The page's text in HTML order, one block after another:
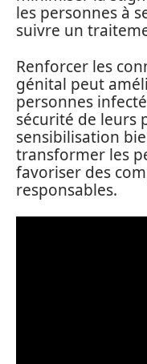
les personnes à
suivre un
Renforcer les
génital peut
personnes
sécurité de leurs
sensibilisation
transformer les
favoriser des
responsables.